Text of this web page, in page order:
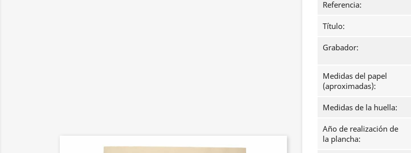
Referencia:
Título:
Grabador:
Medidas del papel
(aproximadas):
Medidas de la huella:
Año de realización de
la plancha: